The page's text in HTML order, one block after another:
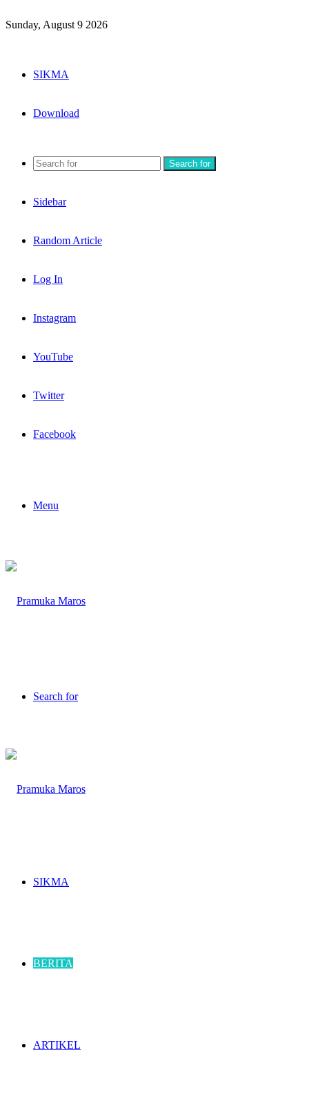
Sunday, August 9 2026
SIKMA
Download
Search for
Sidebar
Random Article
Log In
Instagram
YouTube
Twitter
Facebook
Menu
Search for
SIKMA
BERITA
ARTIKEL